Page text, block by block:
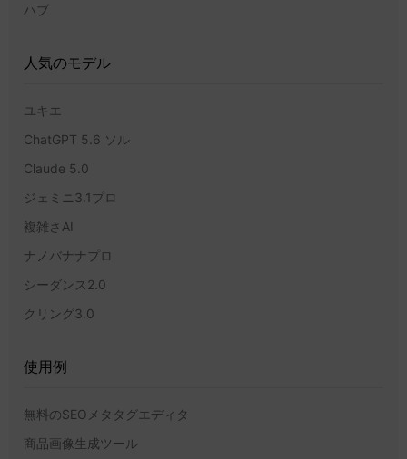
ハブ
人気のモデル
ユキエ
ChatGPT 5.6 ソル
Claude 5.0
ジェミニ3.1プロ
複雑さAI
ナノバナナプロ
シーダンス2.0
クリング3.0
使用例
無料のSEOメタタグエディタ
商品画像生成ツール